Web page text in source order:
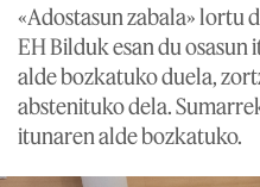
«Adostasun zabala» lortu
EH Bilduk esan du osasun
alde bozkatuko duela,
abstenituko dela.
itunaren alde bozkatuko.